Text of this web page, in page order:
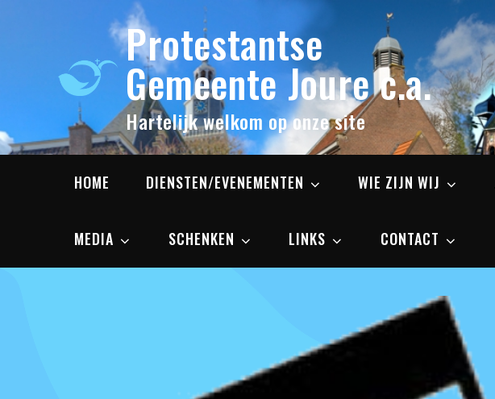
Protestantse
Gemeente Joure c.a.
Hartelijk welkom op onze site
HOME DIENSTEN/EVENEMENTEN WIE ZIJN WIJ
MEDIA SCHENKEN LINKS CONTACT